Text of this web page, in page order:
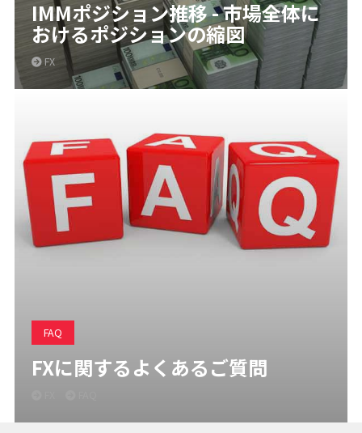
IMMポジション推移 - 市場全体に
おけるポジションの縮図
FX
FAQ
FXに関するよくあるご質問